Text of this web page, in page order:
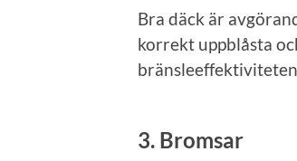
Bra däck är
korrekt uppblåsta
3. Bromsar